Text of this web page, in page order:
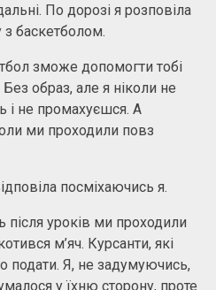
По дорозі я розповіла
баскетболом.
зможе допомогти тобі
образ, але я ніколи не
і не промахуєшся. А
ми проходили повз
посміхаючись я.
уроків ми проходили
м’яч. Курсанти, які
подати. Я, не задумуючись,
у їхню сторону, проте